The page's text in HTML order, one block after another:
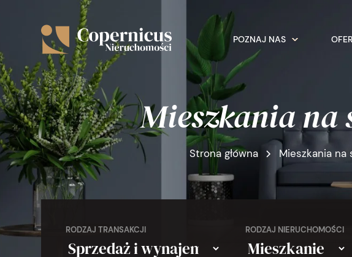
POZNAJ NAS
Mieszkania na
Strona główna Mieszkania na
RODZAJ TRANSAKCJI RODZAJ NIERUCHOMOŚCI